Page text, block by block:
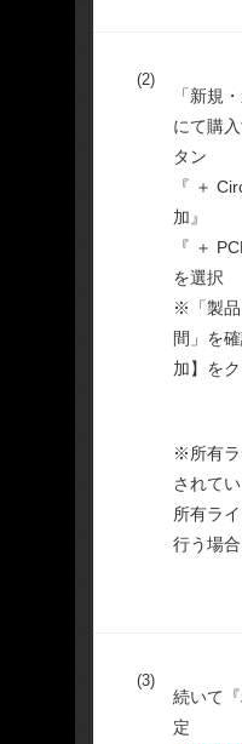
(2)
「新規
にて購
タン
『 ＋
加』
『 ＋
を選択
※「製品
間」を
加】を
※所有ラ
されて
所有ラ
行う場
(3)
続いて
定